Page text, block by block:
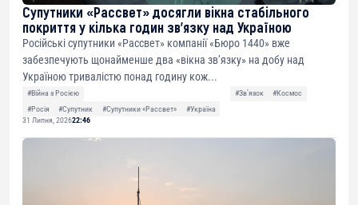
Супутники «Рассвет» досягли вікна стабільного
покриття у кілька годин зв’язку над Україною
Російські супутники «Рассвет» компанії «Бюро 1440» вже
забезпечують щонайменше два «вікна зв’язку» на добу над
Україною тривалістю понад годину кож...
#Війна з Росією #Звʼязок
#Космос
#Росія
#Супутник #Супутники «Рассвет»
#Україна
31 Липня, 202622:46